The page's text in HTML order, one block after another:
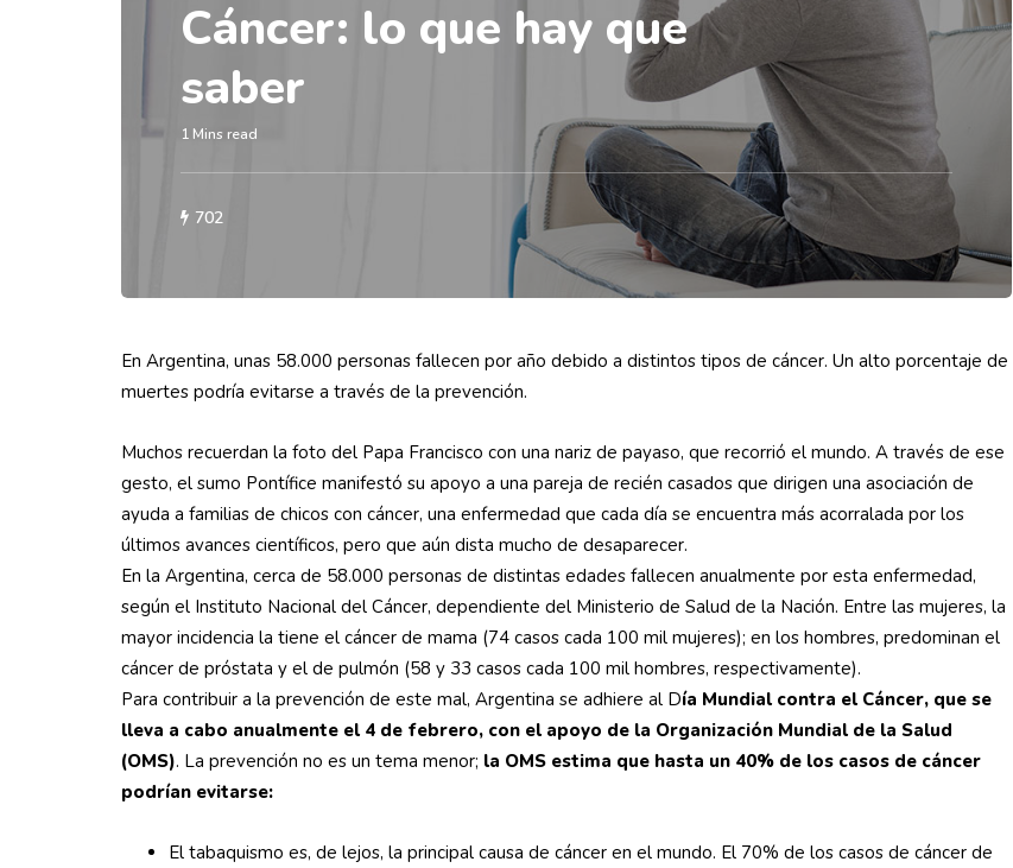
Cáncer: lo que hay que
saber
1 Mins read
702
En Argentina, unas 58.000 personas fallecen por año debido a distintos tipos de cáncer. Un alto porcentaje de
muertes podría evitarse a través de la prevención.
Muchos recuerdan la foto del Papa Francisco con una nariz de payaso, que recorrió el mundo. A través de ese
gesto, el sumo Pontífice manifestó su apoyo a una pareja de recién casados que dirigen una asociación de
ayuda a familias de chicos con cáncer, una enfermedad que cada día se encuentra más acorralada por los
últimos avances científicos, pero que aún dista mucho de desaparecer.
En la Argentina, cerca de 58.000 personas de distintas edades fallecen anualmente por esta enfermedad,
según el Instituto Nacional del Cáncer, dependiente del Ministerio de Salud de la Nación. Entre las mujeres, la
mayor incidencia la tiene el cáncer de mama (74 casos cada 100 mil mujeres); en los hombres, predominan el
cáncer de próstata y el de pulmón (58 y 33 casos cada 100 mil hombres, respectivamente).
Para contribuir a la prevención de este mal, Argentina se adhiere al Día Mundial contra el Cáncer, que se
lleva a cabo anualmente el 4 de febrero, con el apoyo de la Organización Mundial de la Salud
(OMS). La prevención no es un tema menor; la OMS estima que hasta un 40% de los casos de cáncer
podrían evitarse:
El tabaquismo es, de lejos, la principal causa de cáncer en el mundo. El 70% de los casos de cáncer de